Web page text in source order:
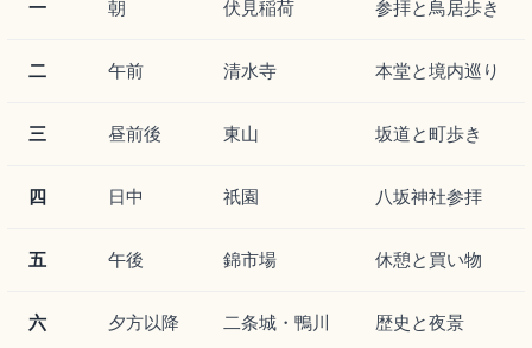
一 朝 伏見稲荷 参拝と鳥居歩き
二 午前 清水寺 本堂と境内巡り
三 昼前後 東山 坂道と町歩き
四 日中 祇園 八坂神社参拝
五 午後 錦市場 休憩と買い物
六 夕方以降 二条城・鴨川 歴史と夜景